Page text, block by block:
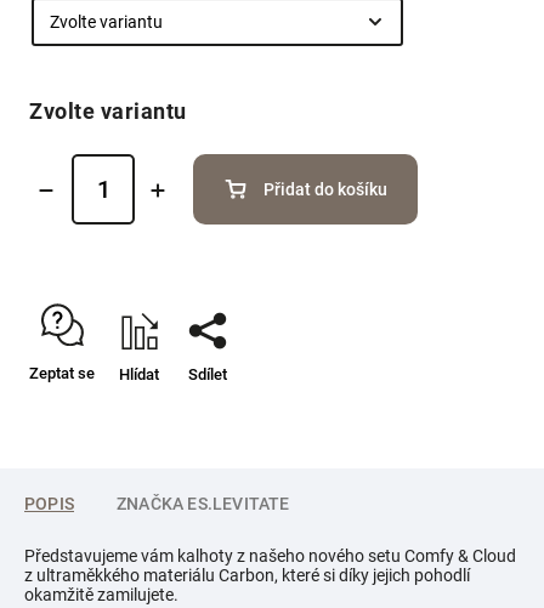
Zvolte variantu
Přidat do košíku
Zeptat se Hlídat Sdílet
POPIS ZNAČKA ES.LEVITATE
Představujeme vám kalhoty z našeho nového setu Comfy & Cloud
z ultraměkkého materiálu Carbon, které si díky jejich pohodlí
okamžitě zamilujete.